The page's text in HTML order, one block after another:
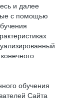
и далее
с помощью
обучения
Сайта